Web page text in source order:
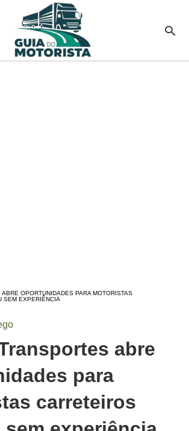
OPORTUNIDADES PARA MOTORISTAS
SEM EXPERIÊNCIA
abre
para
carreteiros